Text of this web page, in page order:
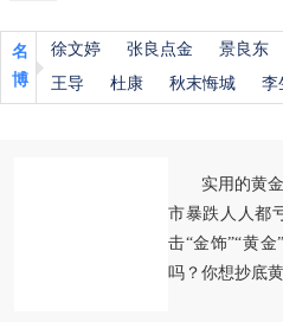
名
博
徐文婷 张良点金 景良东
王导
杜康 秋末悔城 李
实用的黄
市暴跌人人都
击“金饰”“黄
吗？你想抄底